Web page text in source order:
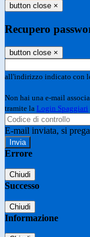
button close ×
Recupero
button close ×
all'indirizzo indicato con
Non hai una e-mail
tramite la Login Spaggiari
E-mail inviata, si
Errore
Chiudi
Successo
Chiudi
Informazione